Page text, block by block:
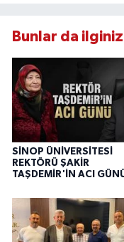
Bunlar da
SİNOP ÜNİVERSİTESİ
REKTÖRÜ ŞAKİR
TAŞDEMİR'İN ACI